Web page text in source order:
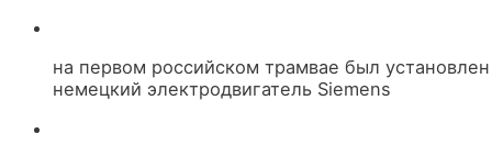
на первом российском трамвае был установлен
немецкий электродвигатель Siemens